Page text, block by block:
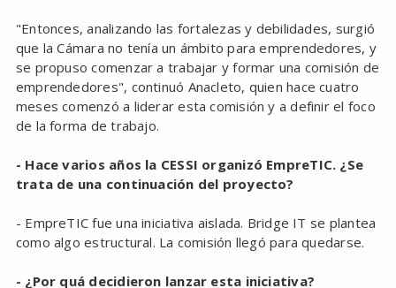
"Entonces, analizando las fortalezas y debilidades, surgió
que la Cámara no tenía un ámbito para emprendedores, y
se propuso comenzar a trabajar y formar una comisión de
emprendedores", continuó Anacleto, quien hace cuatro
meses comenzó a liderar esta comisión y a definir el foco
de la forma de trabajo.
- Hace varios años la CESSI organizó EmpreTIC. ¿Se
trata de una continuación del proyecto?
- EmpreTIC fue una iniciativa aislada. Bridge IT se plantea
como algo estructural. La comisión llegó para quedarse.
- ¿Por quá decidieron lanzar esta iniciativa?